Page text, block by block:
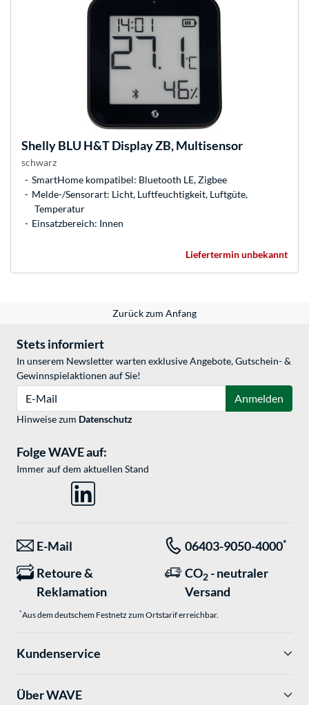
ShellyBLU H&T Display ZB, Multisensor
schwarz
SmartHome kompatibel: Bluetooth LE, Zigbee
Melde-/Sensorart: Licht, Luftfeuchtigkeit, Luftgüte,
Temperatur
Einsatzbereich: Innen
Liefertermin unbekannt
Zurück zum Anfang
Stets informiert
In unserem Newsletter warten exklusive Angebote, Gutschein- &
Gewinnspielaktionen auf Sie!
Anmelden
Hinweise zum Datenschutz
Folge WAVE auf:
Immer auf dem aktuellen Stand
E-Mail 06403-9050-4000*
Retoure &
Reklamation
CO2 - neutraler
Versand
*Aus dem deutschem Festnetz zum Ortstarif erreichbar.
Kundenservice
Über WAVE